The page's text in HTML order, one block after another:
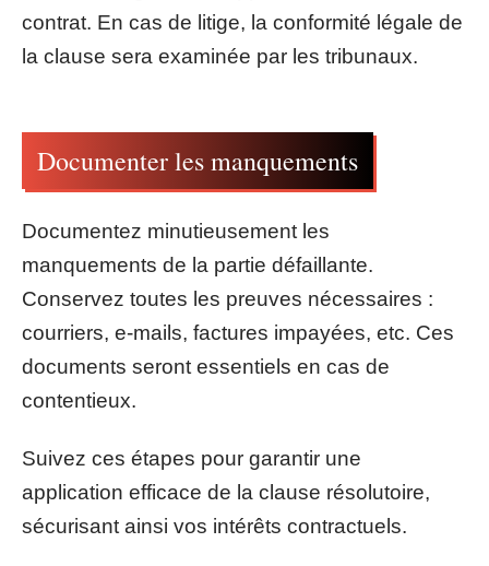
contrat. En cas de litige, la conformité légale de
la clause sera examinée par les tribunaux.
Documenter les manquements
Documentez minutieusement les
manquements de la partie défaillante.
Conservez toutes les preuves nécessaires :
courriers, e-mails, factures impayées, etc. Ces
documents seront essentiels en cas de
contentieux.
Suivez ces étapes pour garantir une
application efficace de la clause résolutoire,
sécurisant ainsi vos intérêts contractuels.